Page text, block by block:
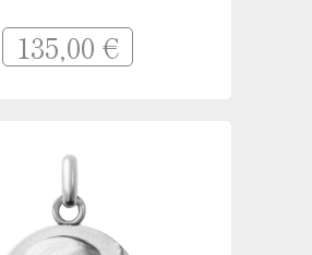
135,00 €